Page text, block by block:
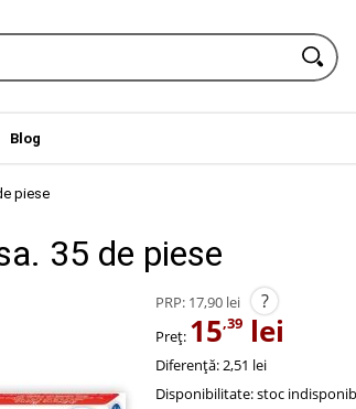
Blog
piese
35 de piese
PRP: 17,90 lei ?
Preț: 15,39 lei
Diferență: 2,51 lei
Disponibilitate:stoc